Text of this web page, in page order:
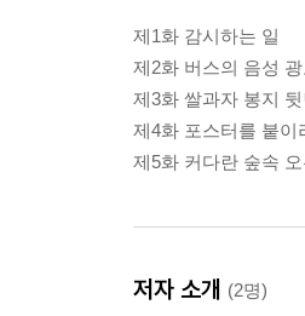
제1화 감시하는 일
제2화 버스의 음성
제3화 쌀과자 봉지
제4화 포스터를 붙이
제5화 커다란 숲속
저자 소개 (2명)